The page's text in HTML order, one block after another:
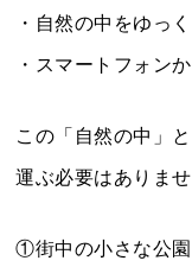
・自然の中をゆっ
・スマートフォン
この「自然の中」
運ぶ必要はありませ
①街中の小さな公